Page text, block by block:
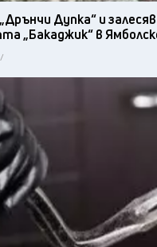
Дупка“ и
„Бакаджик“ в